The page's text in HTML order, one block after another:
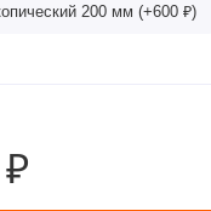
200 мм (+600 ₽)